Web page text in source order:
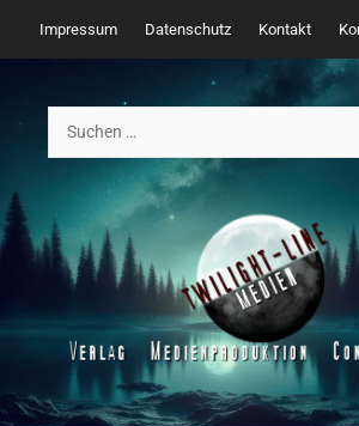
Inhalt
springen
Impressum Datenschutz Kontakt
nach: